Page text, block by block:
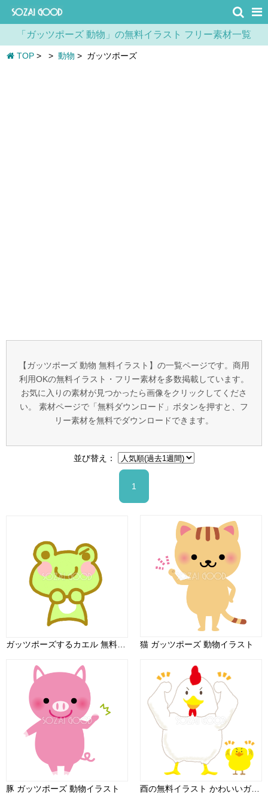
「ガッツポーズ 動物」の無料イラスト フリー素材一覧
TOP > > 動物 > ガッツポーズ
【ガッツポーズ 動物 無料イラスト】の一覧ページです。商用
利用OKの無料イラスト・フリー素材を多数掲載しています。
お気に入りの素材が見つかったら画像をクリックしてくださ
い。 素材ページで「無料ダウンロード」ボタンを押すと、フ
リー素材を無料でダウンロードできます。
並び替え：
1
猫 ガッツポーズ 動物イラスト
豚 ガッツポーズ 動物イラスト 酉の無料イラスト かわいいガッツポーズ2017干支59600